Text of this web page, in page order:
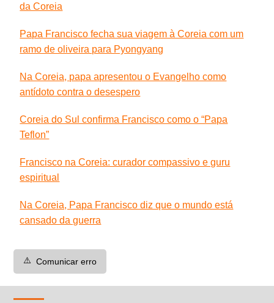
da Coreia
Papa Francisco fecha sua viagem à Coreia com um
ramo de oliveira para Pyongyang
Na Coreia, papa apresentou o Evangelho como
antídoto contra o desespero
Coreia do Sul confirma Francisco como o “Papa
Teflon”
Francisco na Coreia: curador compassivo e guru
espiritual
Na Coreia, Papa Francisco diz que o mundo está
cansado da guerra
⚠️ Comunicar erro